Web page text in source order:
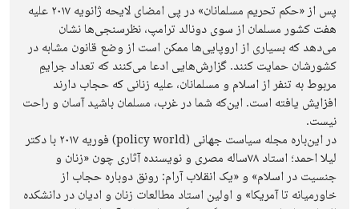
پس از «حکم تحریم مسلمانان» در پی امضای لایحه ژانویه ۲۰۱۷ علیه
هفت کشور مسلمان از سوی دونالد ترامپ، نظرسنجی‌ها نشان
می‌دهد که بسیاری از اروپایی‌ها ممکن است از وضع قانون مشابه در
کشورشان حمایت کنند. گزارش‌هایی ادعا می‌کنند که تعداد جرایمِ
مربوط به تنفر از اسلام و مسلمانان، علیه زنانی که حجاب دارند
افزایش یافته است. این‌که شما در غرب، مسلمان باشید آسان و راحت
نیست.
در این‌باره مجله سیاست جهانی (policy world) فوریه ۲۰۱۷ با دکتر
لیلا احمد؛ استاد ۷۸ساله مصری و نویسنده آثاری چون «زنان و
جنسیت در اسلام» و «یک انقلاب آرام: رونق دوباره حجاب از
خاورمیانه تا آمریکا» و اولین استاد مطالعات زنان و ادیان در دانشکده